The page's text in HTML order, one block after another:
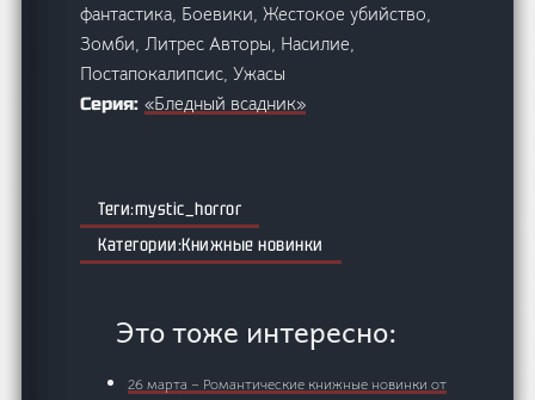
фантастика, Боевики, Жестокое убийство,
Зомби, Литрес Авторы, Насилие,
Постапокалипсис, Ужасы
Серия:«Бледный всадник»
mystic_horror
Книжные новинки
Это тоже интересно:
26 марта – Романтические книжные новинки от